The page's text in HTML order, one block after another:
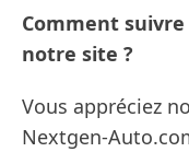
Comment
notre site ?
Vous appréciez
Nextgen-